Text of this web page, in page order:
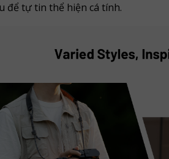
để tự tin thể hiện cá tính.